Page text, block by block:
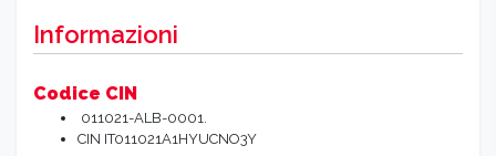
Informazioni
Codice CIN
011021-ALB-0001.
CIN IT011021A1HYUCNO3Y